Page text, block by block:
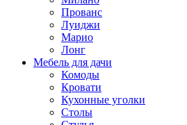
Прованс
Луиджи
Марио
Лонг
Мебель для дачи
Комоды
Кровати
Кухонные уголки
Столы